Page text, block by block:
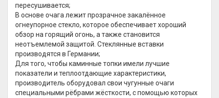
пересушивается;
В основе очага лежит прозрачное закалённое
огнеупорное стекло, которое обеспечивает хороший
обзор на горящий огонь, а также становится
неотъемлемой защитой. Стеклянные вставки
производятся в Германии;
Для того, чтобы каминные топки имели лучшие
показатели и теплоотдающие характеристики,
производитель оборудовал свои чугунные очаги
специальными рёбрами жёсткости, с помощью которых